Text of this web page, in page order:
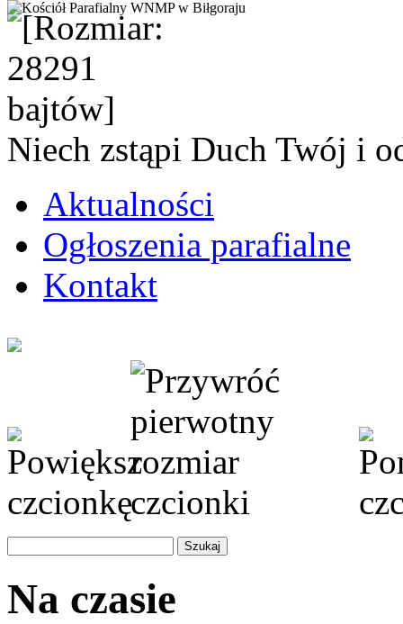
Niech zstąpi Duch Twój i
Aktualności
Ogłoszenia parafialne
Kontakt
Na czasie